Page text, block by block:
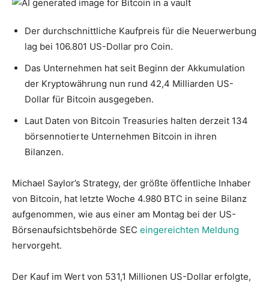
Der durchschnittliche Kaufpreis für die Neuerwerbung
lag bei 106.801 US-Dollar pro Coin.
Das Unternehmen hat seit Beginn der Akkumulation
der Kryptowährung nun rund 42,4 Milliarden US-
Dollar für Bitcoin ausgegeben.
Laut Daten von Bitcoin Treasuries halten derzeit 134
börsennotierte Unternehmen Bitcoin in ihren
Bilanzen.
Michael Saylor’s Strategy, der größte öffentliche Inhaber
von Bitcoin, hat letzte Woche 4.980 BTC in seine Bilanz
aufgenommen, wie aus einer am Montag bei der US-
Börsenaufsichtsbehörde SEC eingereichten Meldung
hervorgeht.
Der Kauf im Wert von 531,1 Millionen US-Dollar erfolgte,